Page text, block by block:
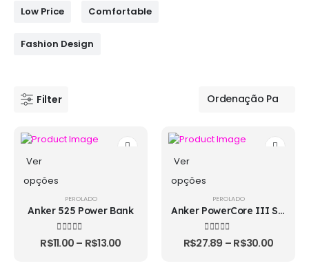
Low Price Comfortable
Fashion Design
Filter
Ver
opções
PEROLADO
Anker 525 Power Bank
4.00out of 5
R$11.00– R$13.00
Ver
opções
PEROLADO
Anker PowerCore III Sense 18W 10000mAh Power Bank
4.33out of 5
R$27.89 –R$30.00